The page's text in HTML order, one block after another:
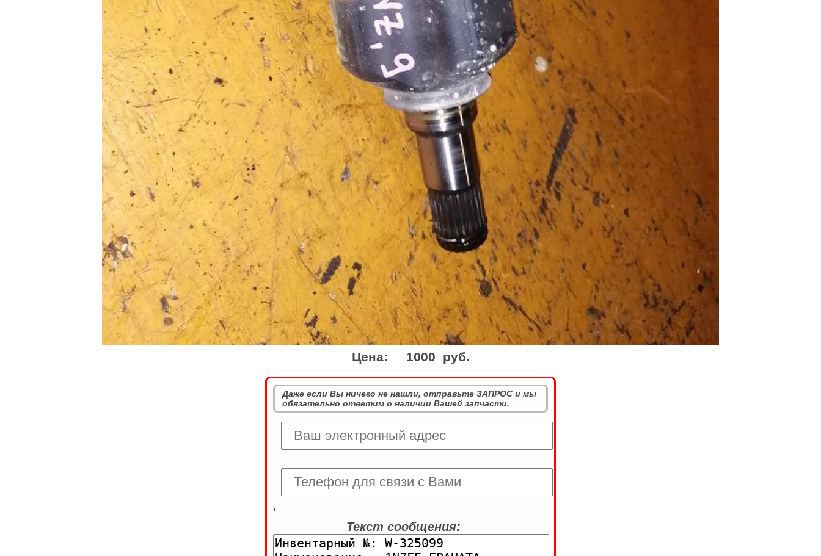
Цена: 1000 руб.
Даже если Вы ничего не нашли, отправьте ЗАПРОС и мы
обязательно ответим о наличии Вашей запчасти.
'
Текст сообщения: